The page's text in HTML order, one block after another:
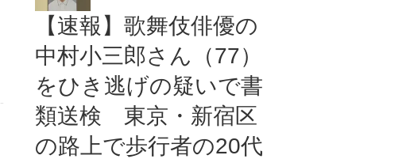
【速報】歌舞伎俳優の
中村小三郎さん（77）
をひき逃げの疑いで書
類送検 東京・新宿区
の路上で歩行者の20代